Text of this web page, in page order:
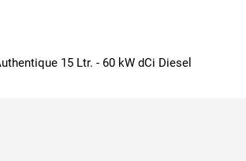
15 Ltr. - 60 kW dCi Diesel